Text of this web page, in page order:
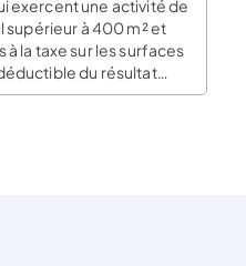
exercent une activité de
supérieur à 400 m² et
la taxe sur les surfaces
du résultat
du dirigeant vous